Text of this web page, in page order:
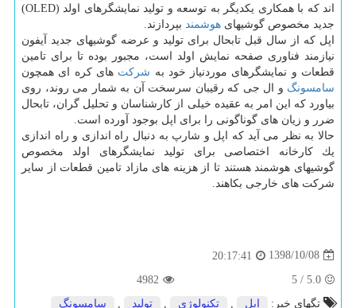
اند كه با همكاری یكدیگر به توسعه و تولید نمایشگرهای اولد (OLED)
جدید مخصوص گوشیهای هوشمند بپردازند.
اپل كه از سال قبل تابحال برای تولید و عرضه گوشیهای جدید آیفون
نیازمند فناوری صفحه نمایش اولد است، مجبور بوده تا برای تامین
قطعات و نمایشگرهای موردنیاز خود به شركت های كره ای همچون
سامسونگ و ال جی كه رقیبان سرسخت آن به شمار می روند، روی
بیاورد كه این امر به عقیده خیلی از كارشناسان و تحلیل گران، تابحال
ضرر و زیان های گوناگونی را برای اپل بوجود آورده است.
حالا به نظر می آید كه اپل و شارپ به دنبال راه اندازی و راه اندازی
یك كارخانه اختصاصی برای تولید نمایشگرهای اولد مخصوص
گوشیهای هوشمند هستند تا از هزینه های مازاد تامین قطعات از سایر
شركت های خارجی بكاهند.
1398/10/08
20:17:41
5.0
/
5
4982
تگهای خبر:
اپل , تكنولوژی , تولید , سامسونگ